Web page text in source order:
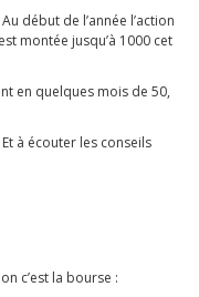
début de l’année l’action
montée jusqu’à 1000 cet
en quelques mois de 50,
à écouter les conseils
c’est la bourse :